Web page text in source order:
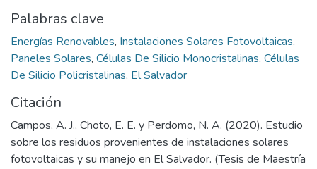
Palabras clave
Energías Renovables, Instalaciones Solares Fotovoltaicas,
Paneles Solares, Células De Silicio Monocristalinas, Células
De Silicio Policristalinas, El Salvador
Citación
Campos, A. J., Choto, E. E. y Perdomo, N. A. (2020). Estudio
sobre los residuos provenientes de instalaciones solares
fotovoltaicas y su manejo en El Salvador. (Tesis de Maestría